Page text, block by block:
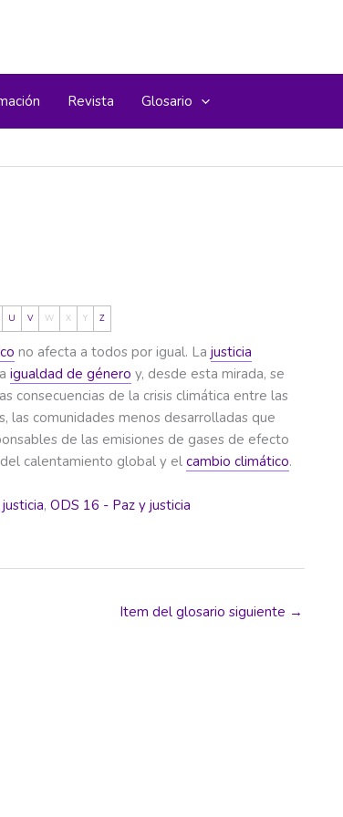
Revista Glosario
U V W X Y Z
no afecta a todos por igual. La justicia
igualdad de género y, desde esta mirada, se
consecuencias de la crisis climática entre las
las comunidades menos desarrolladas que
de las emisiones de gases de efecto
calentamiento global y el cambio climático.
, ODS 16 - Paz y justicia
Item del glosario siguiente →